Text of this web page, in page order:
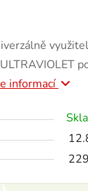
informací